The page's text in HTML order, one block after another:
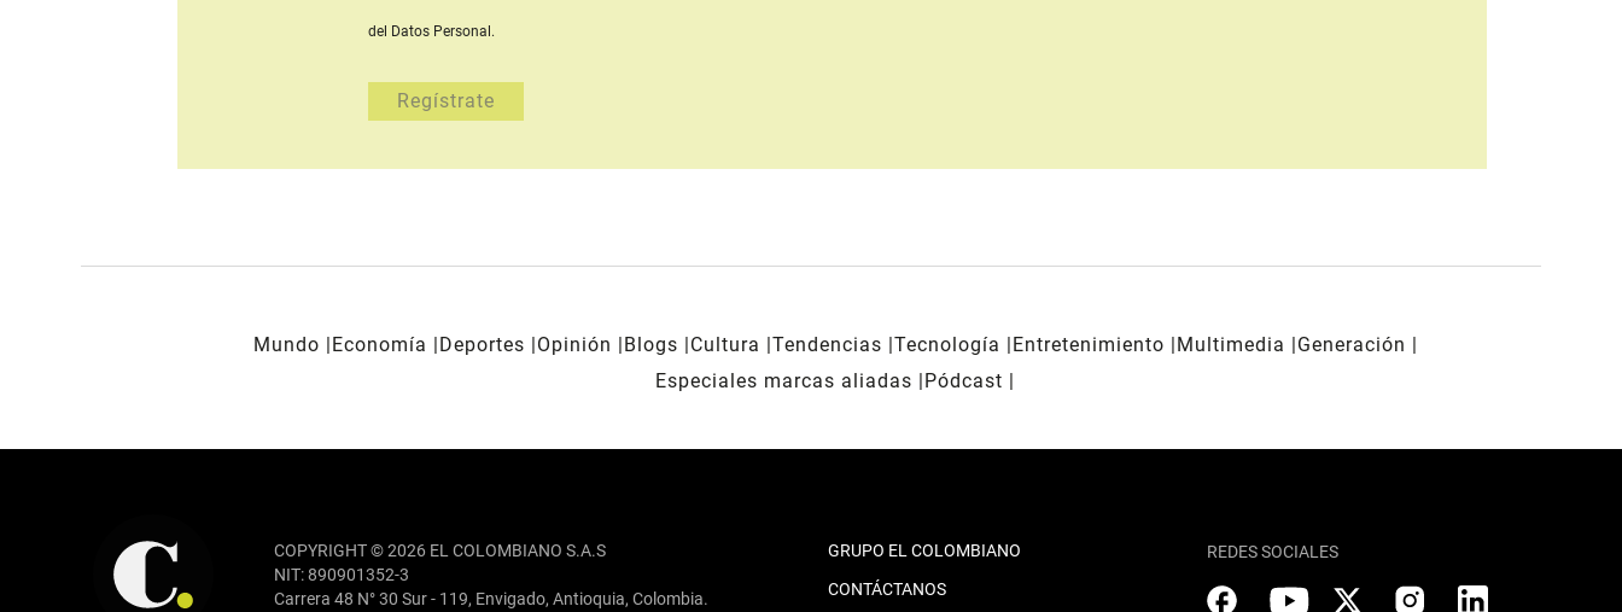
del Datos Personal.
Mundo Economía Deportes Opinión Blogs Cultura Tendencias Tecnología Entretenimiento Multimedia
Generación
Especiales marcas aliadas
Pódcast
COPYRIGHT © 2026 EL COLOMBIANO S.A.S
NIT: 890901352-3
Carrera 48 N° 30 Sur - 119, Envigado, Antioquia, Colombia.
GRUPO EL COLOMBIANO
CONTÁCTANOS
REDES SOCIALES